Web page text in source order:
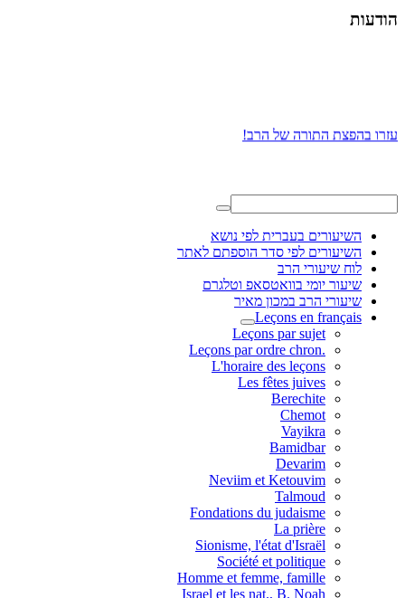
הודעות
עזרו בהפצת התורה של הרב!
השיעורים בעברית לפי נושא
השיעורים לפי סדר הוספתם לאתר
לוח שיעורי הרב
שיעור יומי בוואטסאפ וטלגרם
שיעורי הרב במכון מאיר
Leçons en français
Leçons par sujet
.Leçons par ordre chron
L'horaire des leçons
Les fêtes juives
Berechite
Chemot
Vayikra
Bamidbar
Devarim
Neviim et Ketouvim
Talmoud
Fondations du judaisme
La prière
Sionisme, l'état d'Israël
Société et politique
Homme et femme, famille
Israel et les nat., B. Noah